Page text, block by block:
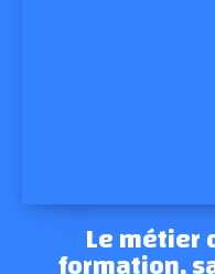
Le métier